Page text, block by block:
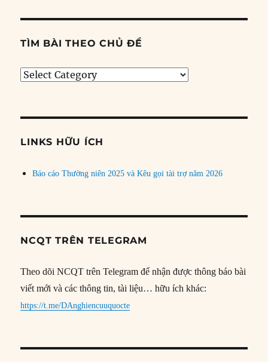
TÌM BÀI THEO CHỦ ĐỀ
Tìm
đề
LINKS HỮU ÍCH
Báo cáo Thường niên 2025 và Kêu gọi tài trợ năm 2026
NCQT TRÊN TELEGRAM
Theo dõi NCQT trên Telegram để nhận được thông báo bài
viết mới và các thông tin, tài liệu… hữu ích khác:
https://t.me/DAnghiencuuquocte